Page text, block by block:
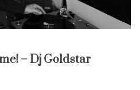
– Dj Goldstar